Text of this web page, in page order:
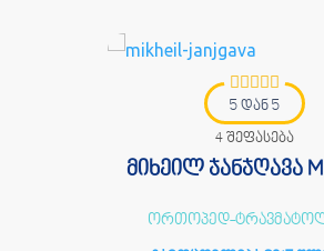
5 დან 5
4 შეფასება
მიხეილ ჯანჯღავა
ორთოპედ-